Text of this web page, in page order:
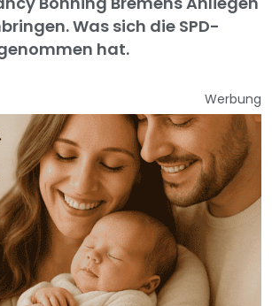
Was sich die SPD-
hat.
Werbung